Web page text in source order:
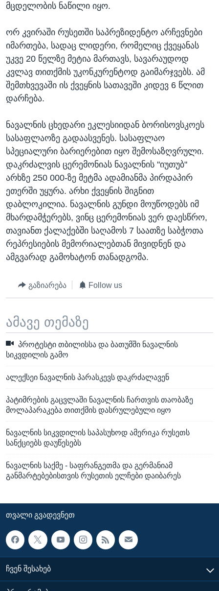
მცდელობის ნაწილი იყო.
ორ კვირაში რუსეთში საპრეზიდენტო არჩევნები
იმართება, სადაც ლიდერი, რომელიც ქვეყანას
უკვე 20 წელზე მეტია მართავს, სავარაუდოდ
კვლავ თითქმის უკონკურენტოდ გაიმარჯვებს. ამ
შემთხვევაში ის ქვეყნის სათავეში კიდევ 6 წლით
დარჩება.
ნავალნის ცხედარი ეკლესიიდან ბორისოვსკოეს
სასაფლაოზე გადაასვენეს. სასაფლაო
სპეციალური ბარიერებით იყო შემოსაზღვრული.
დაკრძალვის ცერემონიას ნავალნის "იუთუბ"
არხზე 250 000-ზე მეტმა ადამიანმა პირდაპირ
ეთერში უყურა. არხი ქვეყნის შიგნით
დაბლოკილია. ნავალნის გუნდი მოუწოდებს იმ
მხარდამჭერებს, ვინც ცერემონიას ვერ დაესწრო,
თავიანთ ქალაქებში საღამოს 7 საათზე საბჭოთა
რეპრესიების მემორიალებთან მივიდნენ და
ამგვარად გამოხატონ თანადგომა.
გაზიარება Follow us
ამავე თემაზე
პროტესტი თბილისსა და ბათუმში ნავალნის
სიკვდილის გამო
ალექსეი ნავალნის პარასკევს დაკრძალავენ
პატიმრების გაცვლაში ნავალნის ჩართვის თაობაზე
მოლაპარაკება თითქმის დასრულებული იყო
ნავალნის სიკვდილის საპასუხოდ ამერიკა რუსეთს
სანქციებს დაუწესებს
ნავალნის საქმე - საფრანგეთმა და გერმანიამ
განმარტებებისთვის რუსეთის ელჩები დაიბარეს
ᲗᲕᲐᲚᲘ ᲒᲕᲐᲓᲔᲕᲜᲔᲗ
ᲩᲕᲔᲜ ᲨᲔᲡᲐᲮᲔᲑ